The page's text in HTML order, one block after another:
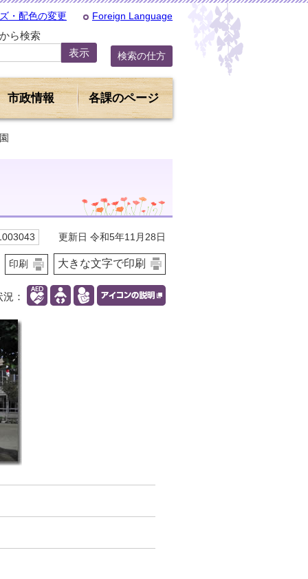
・配色の変更 Foreign Language
ら検索
検索の仕方
市政情報 各課のページ
更新日 令和5年11月28日
印刷 大きな文字で印刷
：